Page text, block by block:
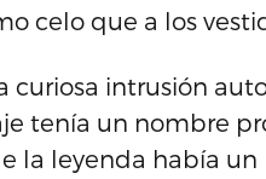
celo que a los
curiosa intrusión
tenía un nombre
la leyenda había